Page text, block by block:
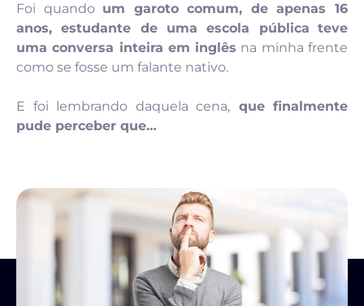
Foi quando um garoto comum, de apenas 16
anos, estudante de uma escola pública teve
uma conversa inteira em inglês na minha frente
como se fosse um falante nativo.
E foi lembrando daquela cena, que finalmente
pude perceber que…